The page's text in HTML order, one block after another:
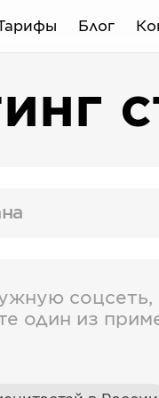
Блог
соцсеть,
один из